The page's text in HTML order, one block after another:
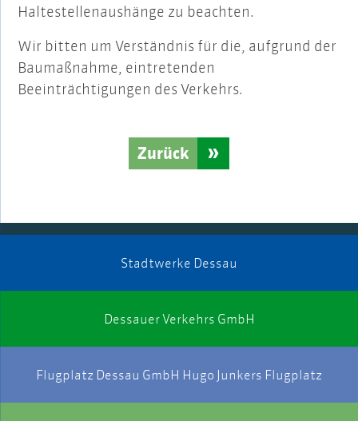
Haltestellenaushänge zu beachten.
Wir bitten um Verständnis für die, aufgrund der
Baumaßnahme, eintretenden
Beeinträchtigungen des Verkehrs.
Zurück
Stadtwerke Dessau
Dessauer Verkehrs GmbH
Flugplatz Dessau GmbH Hugo Junkers Flugplatz